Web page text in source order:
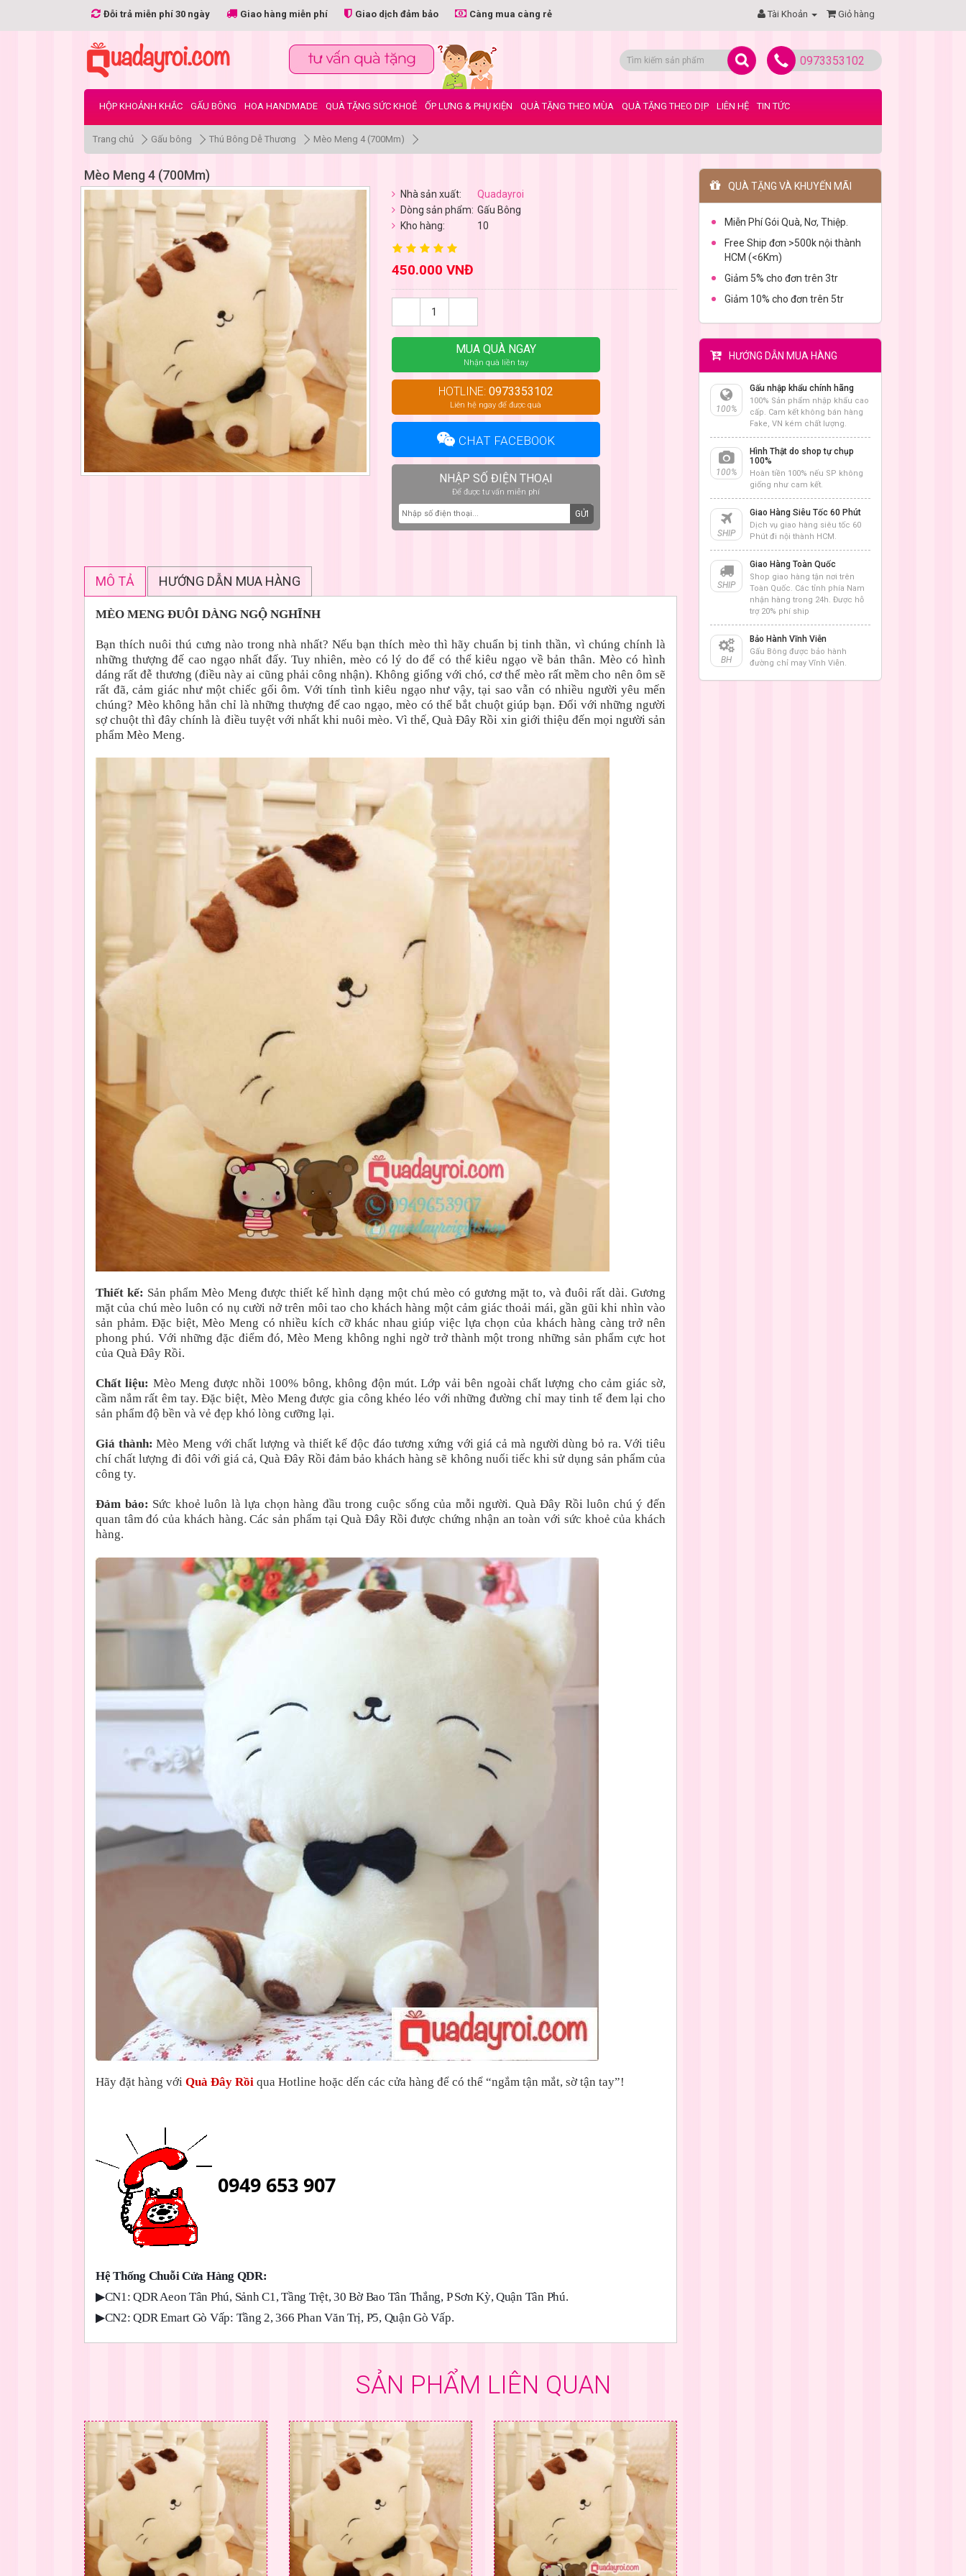
Đỗi trả miễn phí 30 ngày Giao hàng miễn phí Giao dịch đảm bảo Càng mua càng rẻ Tài Khoản Giỏ hàng
0973353102
HỘP KHOẢNH KHẮC GẤU BÔNG HOA HANDMADE QUÀ TẶNG SỨC KHOẺ ỐP LƯNG & PHỤ KIỆN QUÀ TẶNG THEO MÙA QUÀ TẶNG THEO DỊP LIÊN HỆ TIN TỨC
Trang chủ Gấu bông Thú Bông Dễ Thương Mèo Meng 4 (700Mm)
Mèo Meng 4 (700Mm)
Nhà sản xuất:
Quadayroi
Dòng sản phẩm: Gấu Bông
Kho hàng:
10
450.000 VNĐ
MUA QUÀ NGAY
Nhận quà liền tay
HOTLINE: 0973353102
Liên hệ ngay để được quà
CHAT FACEBOOK
NHẬP SỐ ĐIỆN THOẠI
Để được tư vấn miễn phí
GỬI
MÔ TẢ HƯỚNG DẪN MUA HÀNG
MÈO MENG ĐUÔI DÀNG NGỘ NGHĨNH
Bạn thích nuôi thú cưng nào trong nhà nhất? Nếu bạn thích mèo thì hãy chuẩn bị tinh thần, vì chúng chính là
những thượng đế cao ngạo nhất đấy. Tuy nhiên, mèo có lý do để có thể kiêu ngạo về bản thân. Mèo có hình
dáng rất đễ thương (điều này ai cũng phải công nhận). Không giống với chó, cơ thể mèo rất mềm cho nên ôm sẽ
rất đã, cảm giác như một chiếc gối ôm. Với tính tình kiêu ngạo như vậy, tại sao vẫn có nhiều người yêu mến
chúng? Mèo không hẳn chỉ là những thượng đế cao ngạo, mèo có thể bắt chuột giúp bạn. Đối với những người
sợ chuột thì đây chính là điều tuyệt với nhất khi nuôi mèo. Vì thế, Quà Đây Rồi xin giới thiệu đến mọi người sản
phẩm Mèo Meng.
Thiết kế: Sản phẩm Mèo Meng được thiết kế hình dạng một chú mèo có gương mặt to, và đuôi rất dài. Gương
mặt của chú mèo luôn có nụ cười nở trên môi tao cho khách hàng một cảm giác thoải mái, gần gũi khi nhìn vào
sản phảm. Đặc biệt, Mèo Meng có nhiều kích cỡ khác nhau giúp việc lựa chọn của khách hàng càng trở nên
phong phú. Với những đặc điểm đó, Mèo Meng không nghi ngờ trở thành một trong những sản phẩm cực hot
của Quà Đây Rồi.
Chất liệu: Mèo Meng được nhồi 100% bông, không độn mút. Lớp vải bên ngoài chất lượng cho cảm giác sờ,
cầm nắm rất êm tay. Đặc biệt, Mèo Meng được gia công khéo léo với những đường chỉ may tinh tế đem lại cho
sản phẩm độ bền và vẻ đẹp khó lòng cưỡng lại.
Giá thành:Mèo Meng với chất lượng và thiết kế độc đáo tương xứng với giá cả mà người dùng bỏ ra. Với tiêu
chí chất lượng đi đôi với giá cả, Quà Đây Rồi đảm bảo khách hàng sẽ không nuối tiếc khi sử dụng sản phẩm của
công ty.
Đảm bảo: Sức khoẻ luôn là lựa chọn hàng đầu trong cuộc sống của mỗi người. Quà Đây Rồi luôn chú ý đến
quan tâm đó của khách hàng. Các sản phẩm tại Quà Đây Rồi được chứng nhận an toàn với sức khoẻ của khách
hàng.
Hãy đặt hàng với Quà Đây Rồi qua Hotline hoặc dến các cửa hàng để có thể “ngắm tận mắt, sờ tận tay”!
0949 653 907
Hệ Thống Chuỗi Cửa Hàng QDR:
▶CN1: QDR Aeon Tân Phú, Sảnh C1, Tầng Trệt, 30 Bờ Bao Tân Thắng, P Sơn Kỳ, Quận Tân Phú.
▶CN2: QDR Emart Gò Vấp: Tầng 2, 366 Phan Văn Trị, P5, Quận Gò Vấp.
QUÀ TẶNG VÀ KHUYẾN MÃI
Miễn Phí Gói Quà, Nơ, Thiệp.
Free Ship đơn >500k nội thành
HCM (<6Km)
Giảm 5% cho đơn trên 3tr
Giảm 10% cho đơn trên 5tr
HƯỚNG DẪN MUA HÀNG
100%
Gấu nhập khẩu chính hãng
100% Sản phẩm nhập khẩu cao
cấp. Cam kết không bán hàng
Fake, VN kém chất lượng.
100%
Hình Thật do shop tự chụp
100%
Hoàn tiền 100% nếu SP không
giống như cam kết.
SHIP
Giao Hàng Siêu Tốc 60 Phút
Dịch vụ giao hàng siêu tốc 60
Phút đi nội thành HCM.
SHIP
Giao Hàng Toàn Quốc
Shop giao hàng tận nơi trên
Toàn Quốc. Các tỉnh phía Nam
nhận hàng trong 24h. Được hỗ
trợ 20% phí ship
BH
Bảo Hành Vĩnh Viễn
Gấu Bông được bảo hành
đường chỉ may Vĩnh Viễn.
SẢN PHẨM LIÊN QUAN